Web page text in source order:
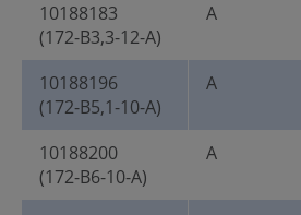
10188183
(172-B3,3-12-A)
A
10188196
(172-B5,1-10-A)
A
10188200
(172-B6-10-A)
A